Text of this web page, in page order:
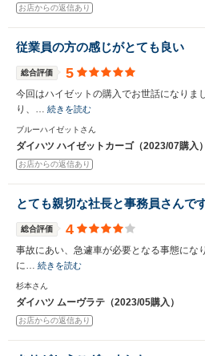
お店からの返信あり
従業員の方の感じがとても良い
総合評価 5
今回はハイゼットの購入でお世話になりま
り、… 続きを読む
ブルーハイゼットさん
ダイハツ ハイゼットカーゴ（2023/07購入）
お店からの返信あり
とても親切な社長と事務員さんで
総合評価 4
事故にあい、急遽車が必要となる事態にな
に… 続きを読む
杉本さん
ダイハツ ムーヴラテ（2023/05購入）
お店からの返信あり